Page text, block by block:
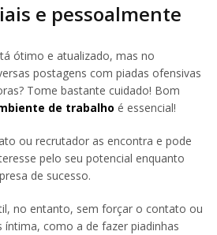
e pessoalmente
ótimo e atualizado, mas no
postagens com piadas ofensivas
Tome bastante cuidado! Bom
de trabalho é essencial!
ou recrutador as encontra e pode
pelo seu potencial enquanto
de sucesso.
no entanto, sem forçar o contato ou
como a de fazer piadinhas